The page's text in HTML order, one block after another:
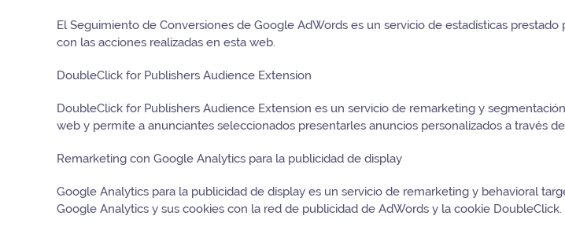
El Seguimiento de Conversiones de Google AdWords es un servicio de estadísticas
con las acciones realizadas en esta web.
DoubleClick for Publishers Audience Extension
DoubleClick for Publishers Audience Extension es un servicio de remarketing y
web y permite a anunciantes seleccionados presentarles anuncios personalizados a través
Remarketing con Google Analytics para la publicidad de display
Google Analytics para la publicidad de display es un servicio de remarketing y behavioral
Google Analytics y sus cookies con la red de publicidad de AdWords y la cookie DoubleClick.